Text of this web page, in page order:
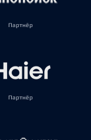
Партнёр
Партнёр